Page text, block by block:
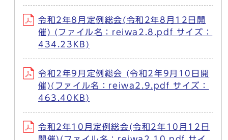
令和2年8月定例総会(令和2年8月12日開
催) (ファイル名：reiwa2.8.pdf サイズ：
434.23KB)
令和2年9月定例総会 (令和2年9月10日開
催)(ファイル名：reiwa2.9.pdf サイズ：
463.40KB)
令和2年10月定例総会(令和2年10月12日